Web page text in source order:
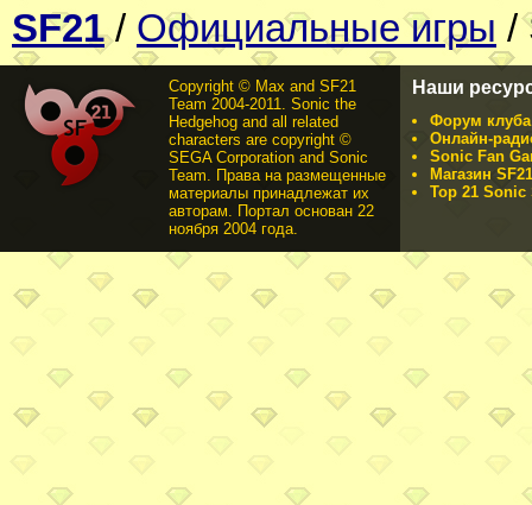
SF21/ Официальные игры /
Copyright © Max and SF21
Team 2004-2011. Sonic the
Hedgehog and all related
characters are copyright ©
SEGA Corporation and Sonic
Team. Права на размещенные
материалы принадлежат их
авторам. Портал основан 22
ноября 2004 года.
Наши
Форум
Онлайн-
Sonic Fan
Магазин
Top 21 Sonic